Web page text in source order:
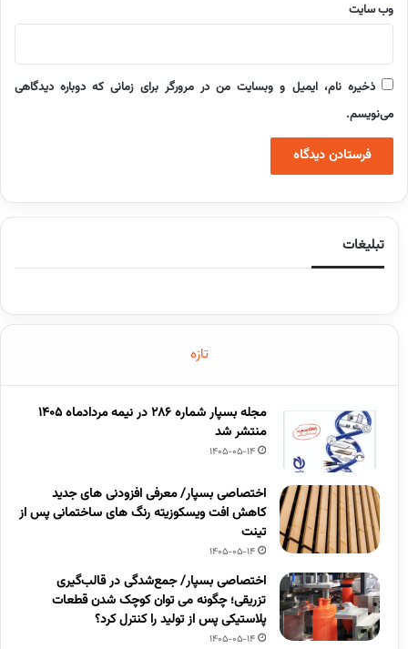
وب‌ سایت
ذخیره نام، ایمیل و وبسایت من در مرورگر برای زمانی که دوباره دیدگاهی
می‌نویسم.
تبلیغات
تازه
مجله بسپار شماره 286 در نیمه مردادماه 1405
منتشر شد
1405-05-14
اختصاصی بسپار/ معرفی افزودنی های جدید
کاهش افت ویسکوزیته رنگ های ساختمانی پس از
تینت
1405-05-14
اختصاصی بسپار/ جمع‌شدگی در قالب‌گیری
تزریقی؛ چگونه می توان کوچک شدن قطعات
پلاستیکی پس از تولید را کنترل کرد؟
1405-05-14